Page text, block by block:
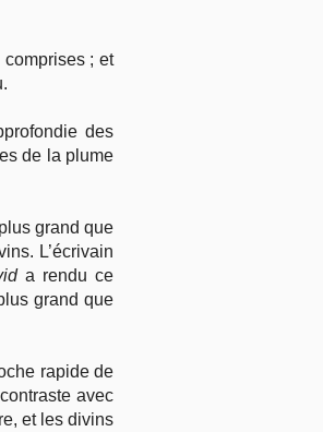
comprises ; et
des
de la plume
grand que
L’écrivain
a rendu ce
grand que
rapide de
avec
et les divins